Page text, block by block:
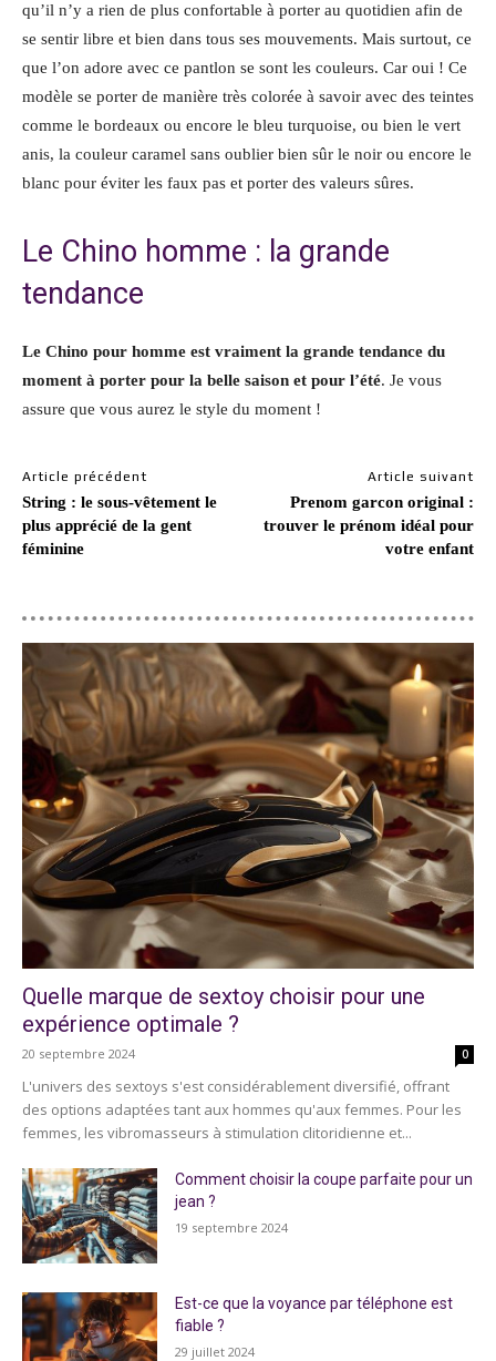
qu’il n’y a rien de plus confortable à porter au quotidien afin de
se sentir libre et bien dans tous ses mouvements. Mais surtout, ce
que l’on adore avec ce pantlon se sont les couleurs. Car oui ! Ce
modèle se porter de manière très colorée à savoir avec des teintes
comme le bordeaux ou encore le bleu turquoise, ou bien le vert
anis, la couleur caramel sans oublier bien sûr le noir ou encore le
blanc pour éviter les faux pas et porter des valeurs sûres.
Le Chino homme : la grande
tendance
Le Chino pour homme est vraiment la grande tendance du
moment à porter pour la belle saison et pour l’été. Je vous
assure que vous aurez le style du moment !
Article précédent
String : le sous-vêtement le
plus apprécié de la gent
féminine
Article suivant
Prenom garcon original :
trouver le prénom idéal pour
votre enfant
Quelle marque de sextoy choisir pour une
expérience optimale ?
20 septembre 2024 0
L'univers des sextoys s'est considérablement diversifié, offrant
des options adaptées tant aux hommes qu'aux femmes. Pour les
femmes, les vibromasseurs à stimulation clitoridienne et...
Comment choisir la coupe parfaite pour un
jean ?
19 septembre 2024
Est-ce que la voyance par téléphone est
fiable ?
29 juillet 2024